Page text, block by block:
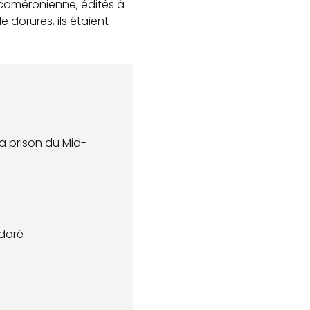
édités à
dorures, ils étaient
prison du Mid-